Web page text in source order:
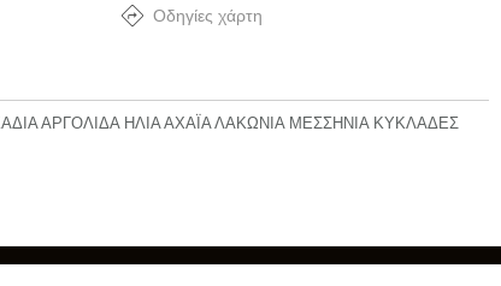
Οδηγίες χάρτη
ΑΡΓΟΛΙΔΑ ΗΛΙΑ ΑΧΑΪΑ ΛΑΚΩΝΙΑ ΜΕΣΣΗΝΙΑ ΚΥΚΛΑΔΕΣ